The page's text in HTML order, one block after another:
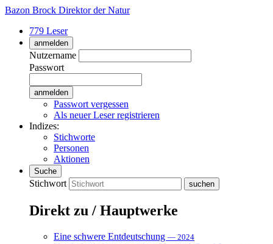
Bazon Brock Direktor der Natur
779 Leser
anmelden
Nutzername
Passwort
Passwort vergessen
Als neuer Leser registrieren
Indizes:
Stichworte
Personen
Aktionen
Suche
Stichwort
Direkt zu / Hauptwerke
Eine schwere Entdeutschung — 2024